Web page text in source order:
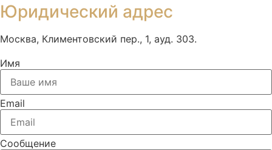
Юридический адрес
Москва, Климентовский пер., 1, ауд. 303.
Имя
Email
Сообщение